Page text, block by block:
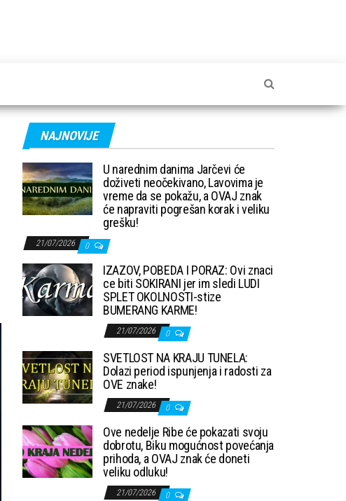
NAJNOVIJE
U narednim danima Jarčevi će
doživeti neočekivano, Lavovima je
vreme da se pokažu, a OVAJ znak
će napraviti pogrešan korak i veliku
grešku!
21/07/2026 0
IZAZOV, POBEDA I PORAZ: Ovi znaci
ce biti SOKIRANI jer im sledi LUDI
SPLET OKOLNOSTI-stize
BUMERANG KARME!
21/07/2026 0
SVETLOST NA KRAJU TUNELA:
Dolazi period ispunjenja i radosti za
OVE znake!
21/07/2026 0
Ove nedelje Ribe će pokazati svoju
dobrotu, Biku mogućnost povećanja
prihoda, a OVAJ znak će doneti
veliku odluku!
21/07/2026 0